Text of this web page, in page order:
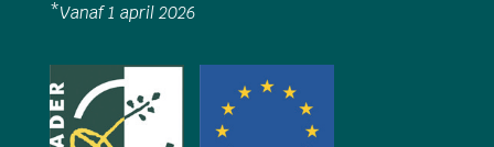
*Vanaf 1 april 2026